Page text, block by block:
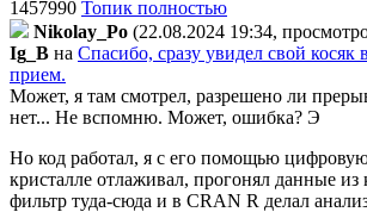
1457990 Топик полностью
Nikolay_Po (22.08.2024 19:34,
Ig_B на Спасибо, сразу увидел свой косяк
прием.
Может, я там смотрел, разрешено ли
нет... Не вспомню. Может, ошибка? Э
Но код работал, я с его помощью
кристалле отлаживал, прогонял данные из
фильтр туда-сюда и в CRAN R делал